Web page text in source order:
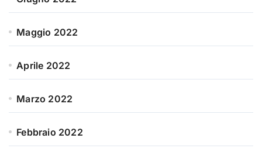
Maggio 2022
Aprile 2022
Marzo 2022
Febbraio 2022